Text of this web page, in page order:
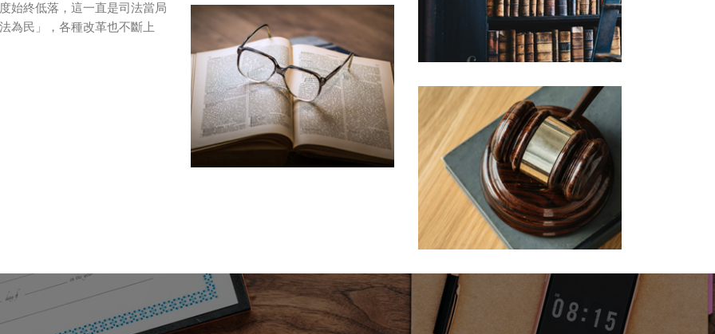
始終低落，這一直是司法當局
為民」，各種改革也不斷上